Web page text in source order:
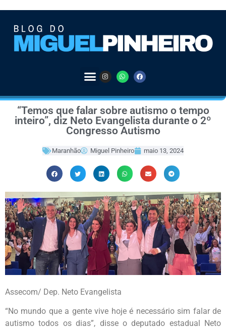
“Temos que falar sobre autismo o tempo
inteiro”, diz Neto Evangelista durante o 2º
Congresso Autismo
Maranhão Miguel Pinheiro maio 13, 2024
Assecom/ Dep. Neto Evangelista
“No mundo que a gente vive hoje é necessário sim falar de
autismo todos os dias”, disse o deputado estadual Neto